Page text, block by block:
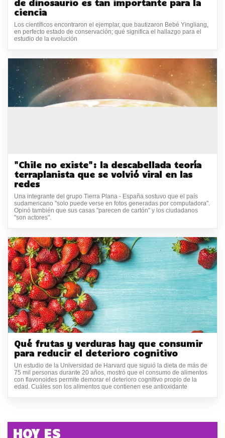
de dinosaurio es tan importante para la
ciencia
Los científicos encontraron el ejemplar, que bautizaron Bebé Yingliang,
en perfecto estado de conservación; qué significa el hallazgo para el
estudio de la evolución
"Chile no existe": la descabellada teoría
terraplanista que se volvió viral en las
redes
Una integrante del grupo Tierra Plana - España sostuvo que el país
sudamericano "solo puede verse en fotos generadas por computadora".
Opinó también que sus casas "parecen de cartón" y los ciudadanos
"son actores".
Qué frutas y verduras hay que consumir
para reducir el deterioro cognitivo
Un estudio de la Universidad de Harvard que siguió la dieta de más de
75 mil personas durante 20 años, mostró que el consumo de alimentos
con flavonoides permite demorar el deterioro cognitivo propio de la
edad. Cuáles son los alimentos que contienen ese antioxidante
HOY ES